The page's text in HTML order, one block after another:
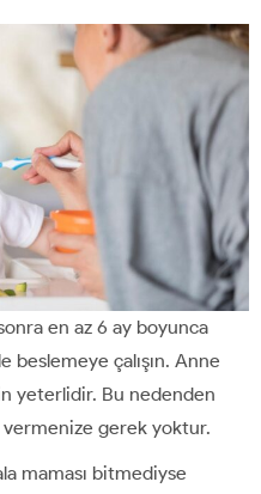
en az 6 ay boyunca
beslemeye çalışın. Anne
yeterlidir. Bu nedenden
vermenize gerek yoktur.
maması bitmediyse